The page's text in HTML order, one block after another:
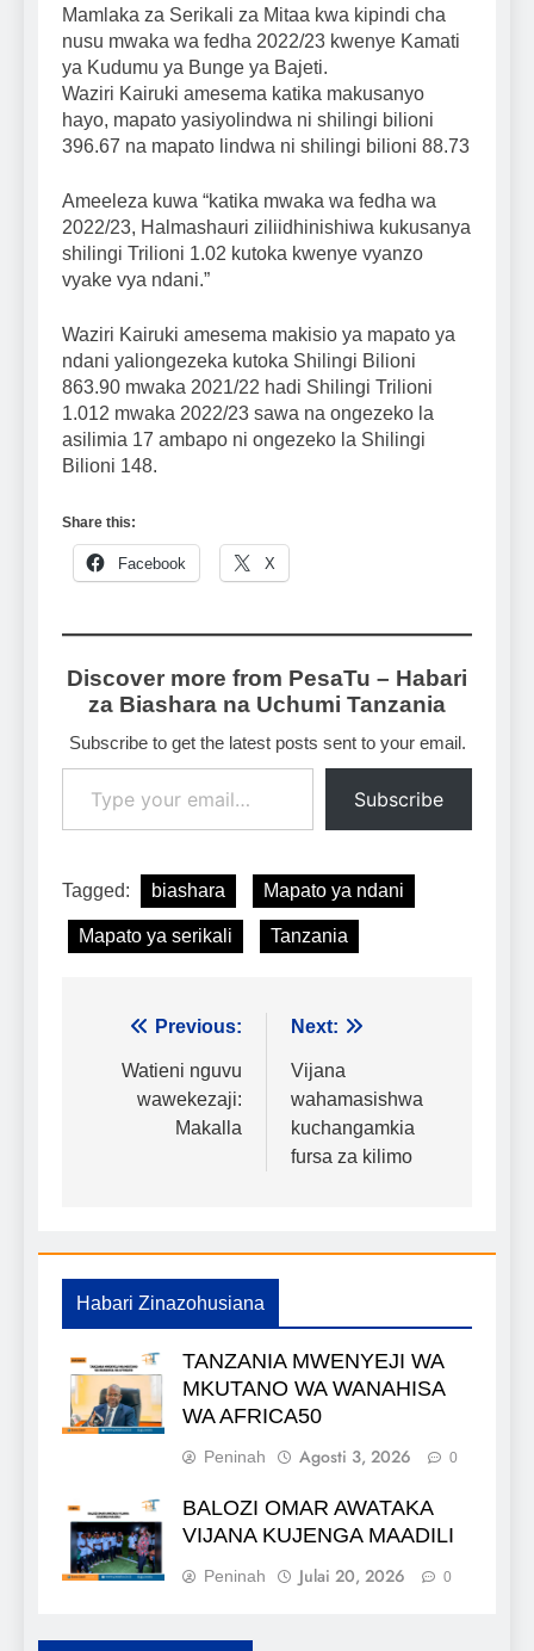
Mamlaka za Serikali za Mitaa kwa kipindi cha
nusu mwaka wa fedha 2022/23 kwenye Kamati
ya Kudumu ya Bunge ya Bajeti.
Waziri Kairuki amesema katika makusanyo
hayo, mapato yasiyolindwa ni shilingi bilioni
396.67 na mapato lindwa ni shilingi bilioni 88.73
Ameeleza kuwa “katika mwaka wa fedha wa
2022/23, Halmashauri ziliidhinishiwa kukusanya
shilingi Trilioni 1.02 kutoka kwenye vyanzo
vyake vya ndani.”
Waziri Kairuki amesema makisio ya mapato ya
ndani yaliongezeka kutoka Shilingi Bilioni
863.90 mwaka 2021/22 hadi Shilingi Trilioni
1.012 mwaka 2022/23 sawa na ongezeko la
asilimia 17 ambapo ni ongezeko la Shilingi
Bilioni 148.
Share this:
Facebook X
Discover more from PesaTu – Habari
za Biashara na Uchumi Tanzania
Subscribe to get the latest posts sent to your email.
Type your email…
Subscribe
Tagged: biashara Mapato ya ndani
Mapato ya serikali Tanzania
Urambazaji
wa
chapisho
Previous:
Watieni nguvu
wawekezaji:
Makalla
Next:
Vijana
wahamasishwa
kuchangamkia
fursa za kilimo
Habari Zinazohusiana
TANZANIA MWENYEJI WA
MKUTANO WA WANAHISA
WA AFRICA50
Peninah Agosti 3, 2026 0
BALOZI OMAR AWATAKA
VIJANA KUJENGA MAADILI
Peninah Julai 20, 2026 0